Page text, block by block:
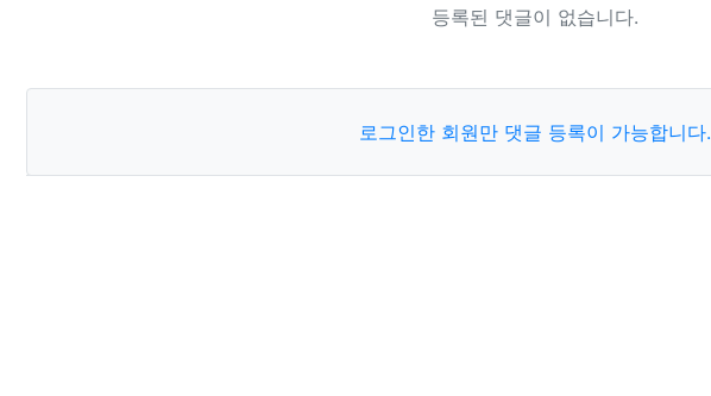
등록된 댓글이 없습니다.
로그인한 회원만 댓글 등록이 가능합니다.